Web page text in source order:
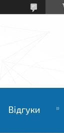
Відгуки